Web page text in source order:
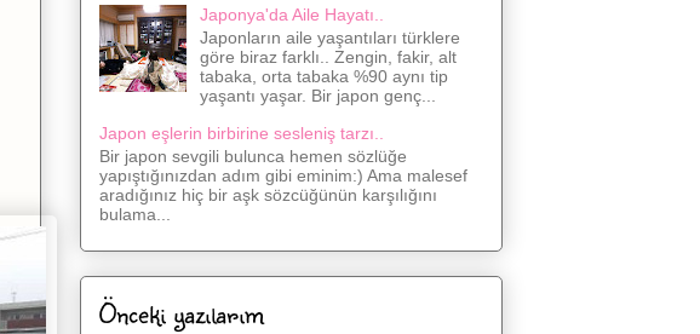
Japonya'da Aile Hayatı..
Japonların aile yaşantıları türklere
göre biraz farklı.. Zengin, fakir, alt
tabaka, orta tabaka %90 aynı tip
yaşantı yaşar. Bir japon genç...
Japon eşlerin birbirine sesleniş tarzı..
Bir japon sevgili bulunca hemen sözlüğe
yapıştığınızdan adım gibi eminim:) Ama malesef
aradığınız hiç bir aşk sözcüğünün karşılığını
bulama...
Önceki yazılarım